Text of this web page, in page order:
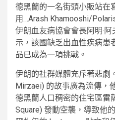
德黑蘭的一名街頭小販站在
用…Arash Khamooshi/
伊朗血友病協會會長阿明·
示，該國缺乏出血性疾病患
品已成為一項挑戰。
伊朗的社群媒體充斥著悲劇
Mirzaei) 的故事廣為流傳，
德黑蘭人口稠密的住宅區雷
Square) 發動空襲，導致他